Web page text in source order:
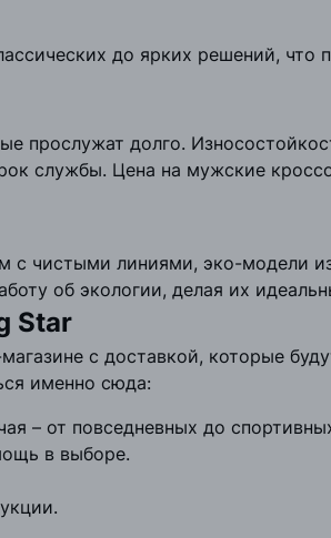
до ярких решений, что
прослужат долго.
службы. Цена на мужские
чистыми линиями, эко-модели
об экологии, делая их
Star
с доставкой, которые
именно сюда:
– от повседневных до
в выборе.